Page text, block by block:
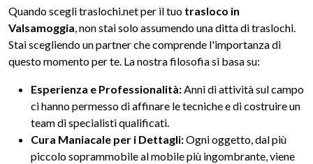
Quando scegli traslochi.net per il tuo trasloco in
Valsamoggia, non stai solo assumendo una ditta di traslochi.
Stai scegliendo un partner che comprende l'importanza di
questo momento per te. La nostra filosofia si basa su:
Esperienza e Professionalità:Anni di attività sul campo
ci hanno permesso di affinare le tecniche e di costruire un
team di specialisti qualificati.
Cura Maniacale per i Dettagli:Ogni oggetto, dal più
piccolo soprammobile al mobile più ingombrante, viene